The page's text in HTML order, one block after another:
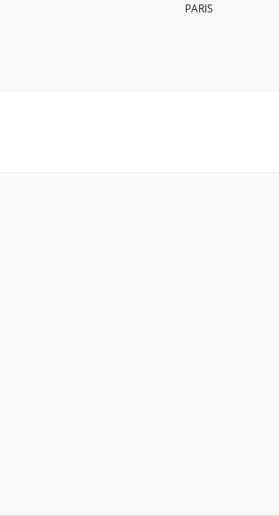
PARIS